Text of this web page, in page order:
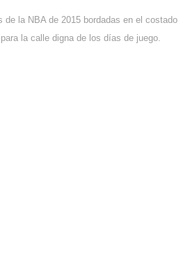
de la NBA de 2015 bordadas en el costado
la calle digna de los días de juego.